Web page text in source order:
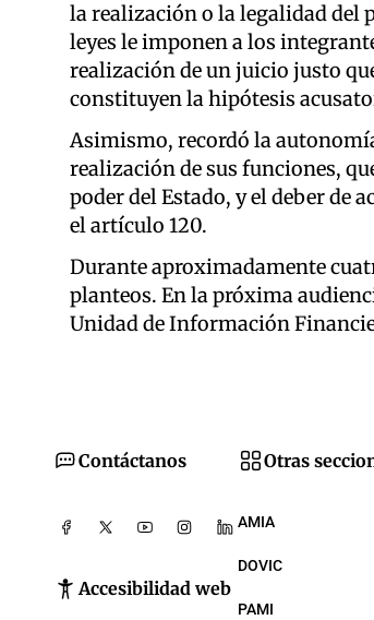
la realización o la legalidad del
leyes le imponen a los
realización de un juicio justo
constituyen la hipótesis
Asimismo, recordó la
realización de sus funciones,
poder del Estado, y el deber de
el artículo 120.
Durante aproximadamente
planteos. En la próxima
Unidad de Información
Contáctanos
Accesibilidad web
Otras
AMIA
DOVIC
PAMI